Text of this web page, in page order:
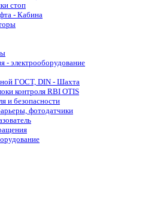
стоп
- Кабина
- электрооборудование
ГОСТ, DIN - Шахта
контроля RBI OTIS
и безопасности
фотодатчики